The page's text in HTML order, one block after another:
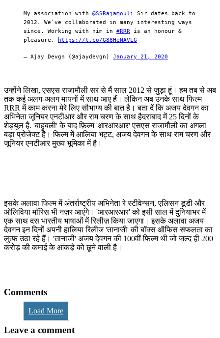
My association with @SSRajamouli Sir dates back to
2012. We’ve collaborated in many interesting ways
since. Working with him in #RRR is an honour &
pleasure.
https://t.co/G88HeNAVLG
— Ajay Devgn (@ajaydevgn) January 21, 2020
उन्होंने लिखा, एसएस राजामौली सर से मैं साल 2012 से जुड़ा हूं। हम तब से अब
तक कई अलग-अलग मायनों में साथ आए हैं। लेकिन अब उनके साथ फिल्म
RRR में काम करना मेरे लिए सौभाग्य की बात है। बता दें कि अजय देवगन का
अभिनेता जूनियर एनटीआर और राम चरण के साथ हैदराबाद में 25 दिनों के
शेड्यूल है. 'बाहुबली' के बाद फ़िल्म 'आरआरआर' एसएस राजामौली का अगला
बड़ा प्रोजेक्ट है। फिल्म में आलिया भट्ट, अजय देवगन के साथ राम चरण और
जूनियर एनटीआर मुख्य भूमिका में है।
इसके अलावा फिल्म में अंतर्राष्ट्रीय अभिनेता रे स्टीवेन्सन, एलिसन डूडी और
ओलिविया मॉरिस भी नज़र आएंगे। 'आरआरआर' को इसी साल में दुनियाभर में
एक साथ दस भारतीय भाषाओं में रिलीज़ किया जाएगा। इसके अलावा अजय
देवगन इन दिनों अपनी हालिया रिलीज 'तानाजी' की बॉक्स ऑफिस सफलता का
लुत्फ उठा रहे हैं। 'तानाजी' अजय देवगन की 100वीं फिल्म थी जो जल्द ही 200
करोड़ की कमाई के आंकड़े को छूने वाली है।
Comments
Load More
Leave a comment